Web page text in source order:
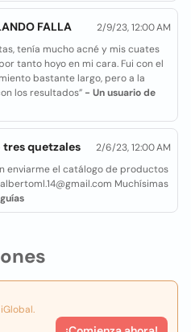
FALLA
2/9/23, 12:00 AM
tenía mucho acné y mis cuates
tanto hoyo en mi cara. Fui con el
bastante largo, pero a la
los resultados” - Un usuario de
quetzales
2/6/23, 12:00 AM
enviarme el catálogo de productos
Muchísimas